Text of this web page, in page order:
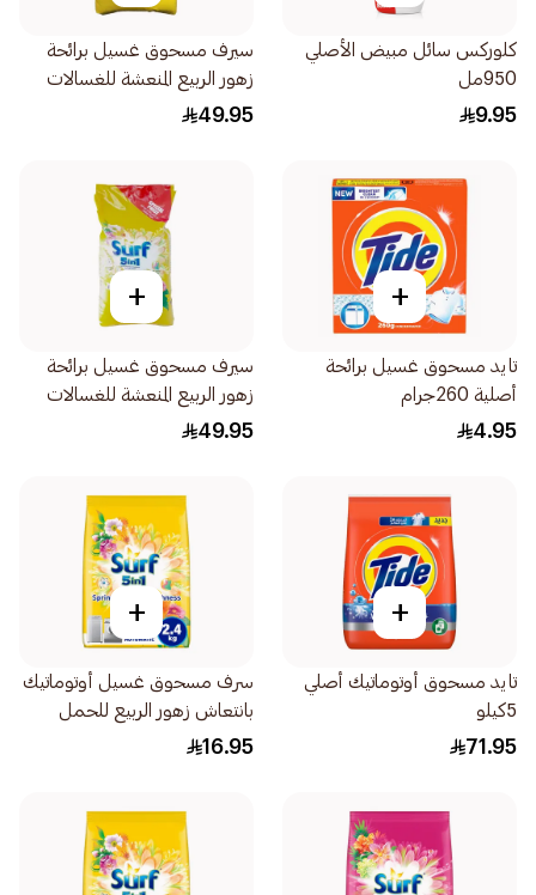
كلوركس سائل مبيض الأصلي
950مل
9.95
سيرف مسحوق غسيل برائحة
زهور الربيع المنعشة للغسالات
ذات التحميل الأمامي 8كيلو
49.95
+
تايد مسحوق غسيل برائحة
أصلية 260جرام
4.95
+
سيرف مسحوق غسيل برائحة
زهور الربيع المنعشة للغسالات
ذات التحميل العلوي 8كيلو
49.95
+
تايد مسحوق أوتوماتيك أصلي
5كيلو
71.95
+
سرف مسحوق غسيل أوتوماتيك
بانتعاش زهور الربيع للحمل
الأمامي 2.4كيلو
16.95